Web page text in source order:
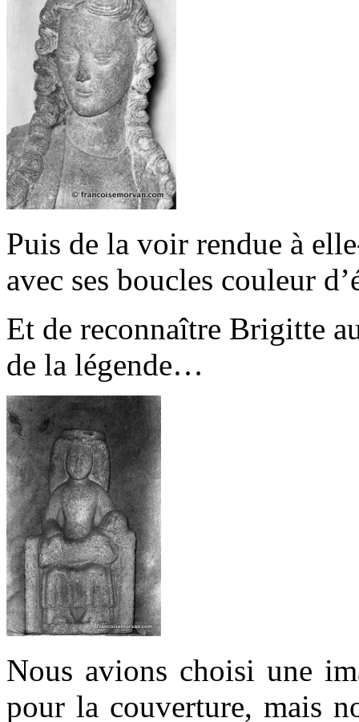
Puis de la voir rendue à
avec ses boucles couleur
Et de reconnaître Brigitte
de la légende…
Nous avions choisi une
pour la couverture, mais